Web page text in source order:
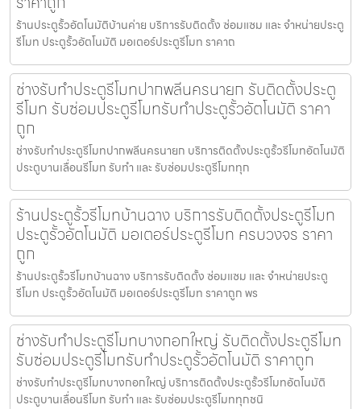
ร้านประตูรั้วอัตโนมัติบ้านค่าย บริการรับติดตั้ง ซ่อมแซม และ จำหน่ายประตู
รีโมท ประตูรั้วอัตโนมัติ มอเตอร์ประตูรีโมท ราคาถ
ช่างรับทำประตูรีโมทปากพลีนครนายก รับติดตั้งประตู
รีโมท รับซ่อมประตูรีโมทรับทำประตูรั้วอัตโนมัติ ราคา
ถูก
ช่างรับทำประตูรีโมทปากพลีนครนายก บริการติดตั้งประตูรั้วรีโมทอัตโนมัติ
ประตูบานเลื่อนรีโมท รับทำ และ รับซ่อมประตูรีโมททุก
ร้านประตูรั้วรีโมทบ้านฉาง บริการรับติดตั้งประตูรีโมท
ประตูรั้วอัตโนมัติ มอเตอร์ประตูรีโมท ครบวงจร ราคา
ถูก
ร้านประตูรั้วรีโมทบ้านฉาง บริการรับติดตั้ง ซ่อมแซม และ จำหน่ายประตู
รีโมท ประตูรั้วอัตโนมัติ มอเตอร์ประตูรีโมท ราคาถูก พร
ช่างรับทำประตูรีโมทบางกอกใหญ่ รับติดตั้งประตูรีโมท
รับซ่อมประตูรีโมทรับทำประตูรั้วอัตโนมัติ ราคาถูก
ช่างรับทำประตูรีโมทบางกอกใหญ่ บริการติดตั้งประตูรั้วรีโมทอัตโนมัติ
ประตูบานเลื่อนรีโมท รับทำ และ รับซ่อมประตูรีโมททุกชนิ